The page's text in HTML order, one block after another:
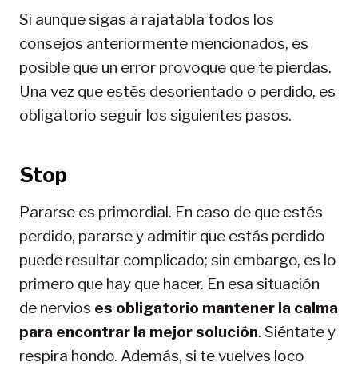
Si aunque sigas a rajatabla todos los
consejos anteriormente mencionados, es
posible que un error provoque que te pierdas.
Una vez que estés desorientado o perdido, es
obligatorio seguir los siguientes pasos.
Stop
Pararse es primordial. En caso de que estés
perdido, pararse y admitir que estás perdido
puede resultar complicado; sin embargo, es lo
primero que hay que hacer. En esa situación
de nervios es obligatorio mantener la calma
para encontrar la mejor solución. Siéntate y
respira hondo. Además, si te vuelves loco